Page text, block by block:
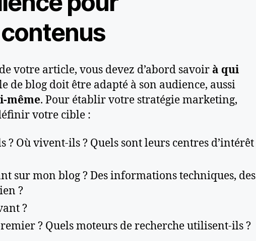
votre article, vous devez d’abord savoir à qui
de blog doit être adapté à son audience, aussi
même. Pour établir votre stratégie marketing,
votre cible :
? Où vivent-ils ? Quels sont leurs centres d’intérêt
sur mon blog ? Des informations techniques, des
?
?
? Quels moteurs de recherche utilisent-ils ?